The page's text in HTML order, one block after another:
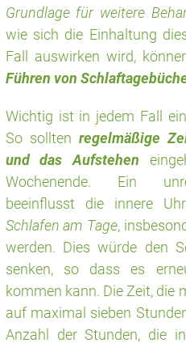
Grundlage für weitere
wie sich die Einhaltung
Fall auswirken wird,
Führen von
Wichtig ist in jedem Fall
So solltenregelmäßige
und das Aufstehen
Wochenende. Ein
beeinflusst die innere
Schlafen am Tage,
werden. Dies würde den
senken, so dass es
kommen kann. Die Zeit, die
auf maximal sieben
Anzahl der Stunden, die